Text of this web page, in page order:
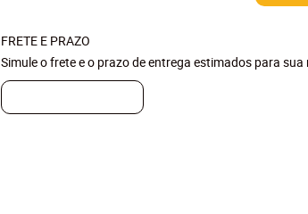
FRETE E PRAZO
Simule o frete e o prazo de entrega estimados para sua